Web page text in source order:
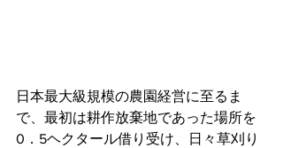
日本最大級規模の農園経営に至るま
で、最初は耕作放棄地であった場所を
0．5ヘクタール借り受け、日々草刈り